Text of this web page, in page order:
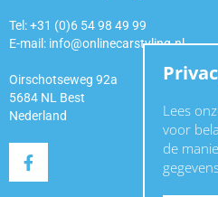
Tel: +31 (0)6 54 98 49 99
E-mail: info@onlinecarstyling.nl
Oirschotseweg 92a
5684 NL Best
Nederland
Lees
voor
de